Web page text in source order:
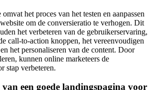
het proces van het testen en aanpassen
om de conversieratio te verhogen. Dit
het verbeteren van de gebruikerservaring,
call-to-action knoppen, het vereenvoudigen
het personaliseren van de content. Door
kunnen online marketeers de
stap verbeteren.
een goede landingspagina voor